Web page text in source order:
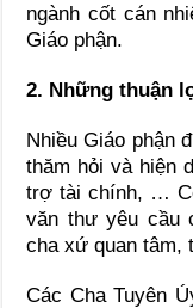
ngành cốt cán
Giáo phận.
2. Những thuận
Nhiều Giáo phận
thăm hỏi và hiện
trợ tài chính, …
văn thư yêu cầu
cha xứ quan tâm,
Các Cha Tuyên